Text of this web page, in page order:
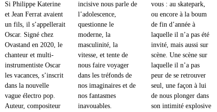
Si Philippe Katerine
et Jean Ferrat avaient
un fils, il s’appellerait
Oscar. Signé chez
Ovastand en 2020, le
chanteur et multi-
instrumentiste Oscar
les vacances, s’inscrit
dans la nouvelle
vague électro pop.
Auteur, compositeur
incisive nous parle de
l’adolescence,
questionne le
moderne, la
masculinité, la
vitesse, et tente de
nous faire voyager
dans les tréfonds de
nos imaginaires et de
nos fantasmes
inavouables.
vous : au skatepark,
ou encore à la boum
de fin d’année à
laquelle il n’a pas été
invité, mais aussi sur
scène. Une scène sur
laquelle il n’a pas
peur de se retrouver
seul, une façon à lui
de nous plonger dans
son intimité explosive